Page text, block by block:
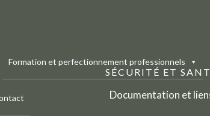
Formation et perfectionnement professionnels
SÉCURITÉ ET
Documentation et